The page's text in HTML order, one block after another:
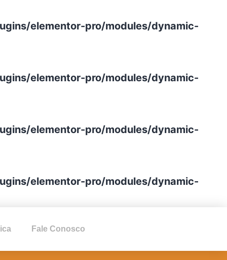
elementor-pro/modules/dynamic-
elementor-pro/modules/dynamic-
elementor-pro/modules/dynamic-
elementor-pro/modules/dynamic-
Fale Conosco